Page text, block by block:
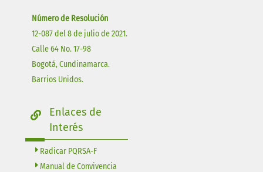
Número de Resolución
12-087 del 8 de julio de 2021.
Calle 64 No. 17-98
Bogotá, Cundinamarca.
Barrios Unidos.
Enlaces de
Interés
Radicar PQRSA-F
Manual de Convivencia